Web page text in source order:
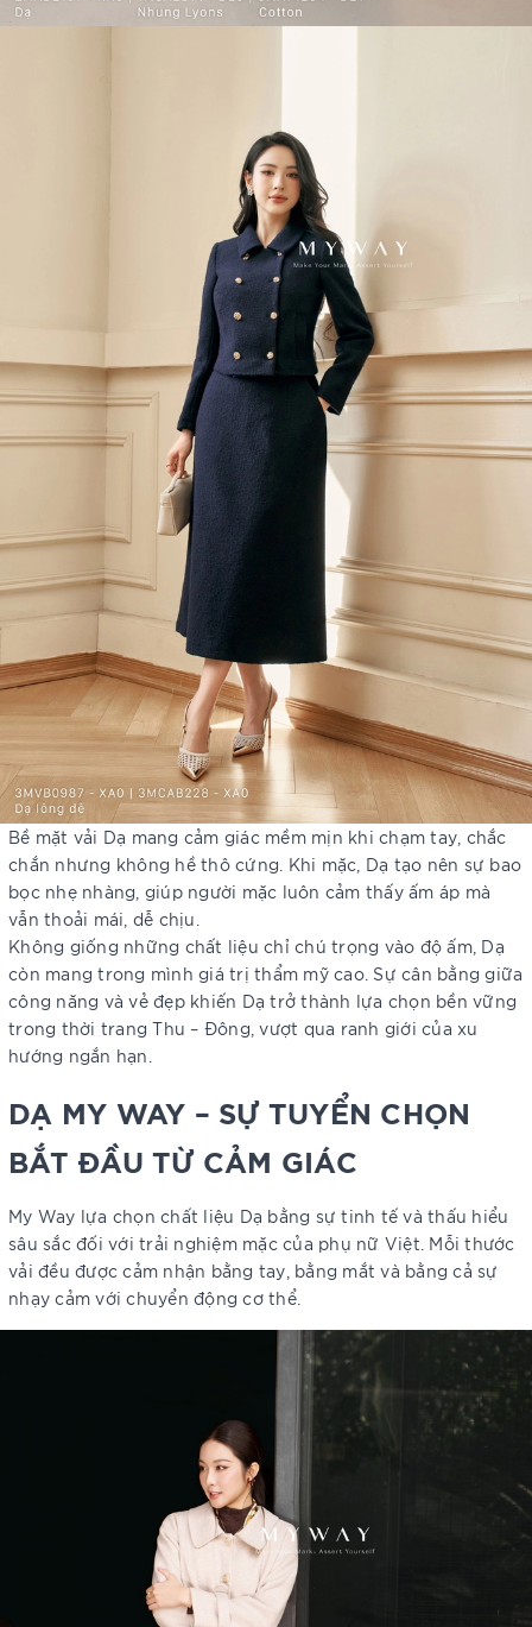
Bề mặt vải Dạ mang cảm giác mềm mịn khi chạm tay, chắc
chắn nhưng không hề thô cứng. Khi mặc, Dạ tạo nên sự bao
bọc nhẹ nhàng, giúp người mặc luôn cảm thấy ấm áp mà
vẫn thoải mái, dễ chịu.
Không giống những chất liệu chỉ chú trọng vào độ ấm, Dạ
còn mang trong mình giá trị thẩm mỹ cao. Sự cân bằng giữa
công năng và vẻ đẹp khiến Dạ trở thành lựa chọn bền vững
trong thời trang Thu – Đông, vượt qua ranh giới của xu
hướng ngắn hạn.
DẠ MY WAY – SỰ TUYỂN CHỌN
BẮT ĐẦU TỪ CẢM GIÁC
My Way lựa chọn chất liệu Dạ bằng sự tinh tế và thấu hiểu
sâu sắc đối với trải nghiệm mặc của phụ nữ Việt. Mỗi thước
vải đều được cảm nhận bằng tay, bằng mắt và bằng cả sự
nhạy cảm với chuyển động cơ thể.